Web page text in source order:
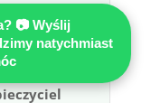
koszty
co do
pokrywa
📷 Wyślij
natychmiast